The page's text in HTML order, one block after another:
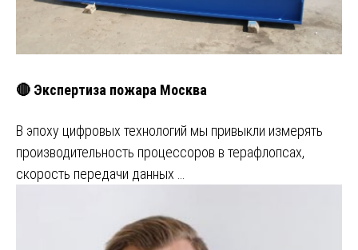
🔴 Экспертиза пожара Москва
В эпоху цифровых технологий мы привыкли измерять
производительность процессоров в терафлопсах,
скорость передачи данных …